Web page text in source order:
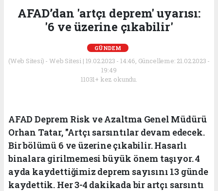
AFAD’dan 'artçı deprem' uyarısı:
'6 ve üzerine çıkabilir'
GÜNDEM
(Web Sitesi) - Web Sitesi | 19.02.2023 - 14:46, Güncelleme: 21.02.2023 -
19:49
11031+ kez okundu.
AFAD Deprem Risk ve Azaltma Genel Müdürü
Orhan Tatar, "Artçı sarsıntılar devam edecek.
Bir bölümü 6 ve üzerine çıkabilir. Hasarlı
binalara girilmemesi büyük önem taşıyor. 4
ayda kaydettiğimiz deprem sayısını 13 günde
kaydettik. Her 3-4 dakikada bir artçı sarsıntı